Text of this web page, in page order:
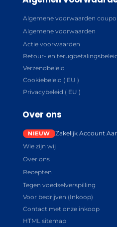
Algemene voorwaarden
Algemene voorwaarden
Actie voorwaarden
Retour- en
Verzendbeleid
Cookiebeleid ( EU )
Privacybeleid ( EU )
Over ons
Zakelijk Account
Wie zijn wij
Over ons
Recepten
Tegen voedselverspilling
Voor bedrijven (Inkoop)
Contact met onze inkoop
HTML sitemap